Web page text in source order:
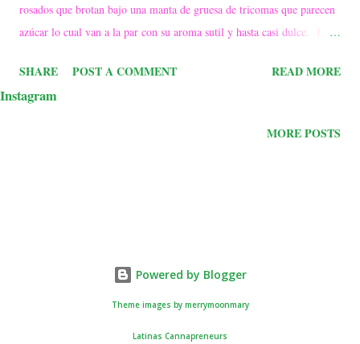
rosados que ​​brotan bajo una manta de gruesa de tricomas que parecen
azúcar lo cual van a la par con su aroma sutil y hasta casi dulce. La
conoce que pequeñas dosis alivian el dolor, el insomnio y la pérdida
de apetito. Aun con un tiempo de cultivo aproximado de 10 a 11
SHARE POST A COMMENT READ MORE
MORE POSTS
Instagram
Powered by Blogger
Theme images by merrymoonmary
Latinas Cannapreneurs